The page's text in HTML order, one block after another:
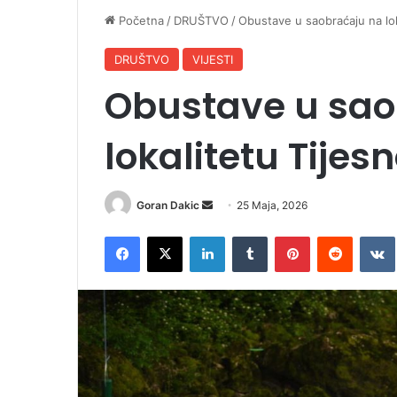
Početna / DRUŠTVO /Obustave u saobraćaju na
DRUŠTVO VIJESTI
Obustave u
lokalitetu
Goran Dakic
a
n
e
m
25 Maja, 2026